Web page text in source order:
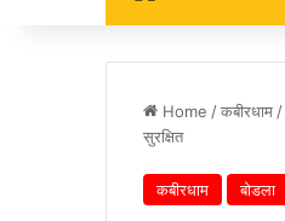
Home /कबीरधाम /
सुरक्षित
कबीरधाम बोडला